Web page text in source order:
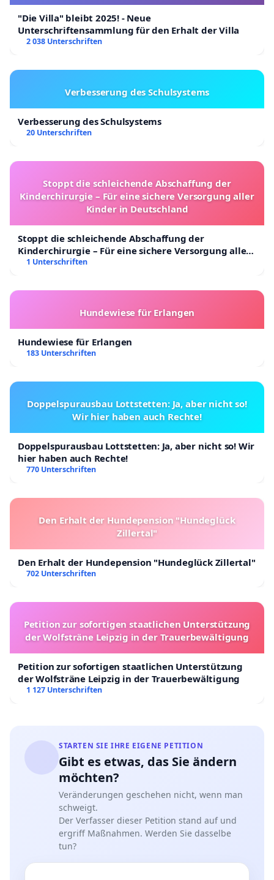
"Die Villa" bleibt 2025! - Neue
Unterschriftensammlung für den Erhalt der Villa
2 038 Unterschriften
Verbesserung des Schulsystems
Verbesserung des Schulsystems
20 Unterschriften
Stoppt die schleichende Abschaffung der
Kinderchirurgie – Für eine sichere Versorgung aller
Kinder in Deutschland
Stoppt die schleichende Abschaffung der
Kinderchirurgie – Für eine sichere Versorgung aller
Kinder in Deutschland
1 Unterschriften
Hundewiese für Erlangen
Hundewiese für Erlangen
183 Unterschriften
Doppelspurausbau Lottstetten: Ja, aber nicht so!
Wir hier haben auch Rechte!
Doppelspurausbau Lottstetten: Ja, aber nicht so! Wir
hier haben auch Rechte!
770 Unterschriften
Den Erhalt der Hundepension "Hundeglück
Zillertal"
Den Erhalt der Hundepension "Hundeglück Zillertal"
702 Unterschriften
Petition zur sofortigen staatlichen Unterstützung
der Wolfsträne Leipzig in der Trauerbewältigung
Petition zur sofortigen staatlichen Unterstützung
der Wolfsträne Leipzig in der Trauerbewältigung
1 127 Unterschriften
STARTEN SIE IHRE EIGENE PETITION
Gibt es etwas, das Sie ändern
möchten?
Veränderungen geschehen nicht, wenn man
schweigt.
Der Verfasser dieser Petition stand auf und
ergriff Maßnahmen. Werden Sie dasselbe
tun?